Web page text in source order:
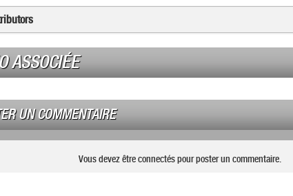
ASSOCIÉE
UN COMMENTAIRE
Vous devez être connectés pour poster un commentaire.